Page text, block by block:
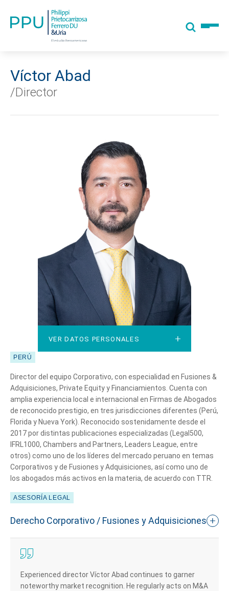
Víctor Abad
/Director
VER DATOS PERSONALES
VER DATOS PERSONALES
PERÚ
Director del equipo Corporativo, con especialidad en Fusiones &
Adquisiciones, Private Equity y Financiamientos. Cuenta con
amplia experiencia local e internacional en Firmas de Abogados
de reconocido prestigio, en tres jurisdicciones diferentes (Perú,
Florida y Nueva York). Reconocido sostenidamente desde el
2017 por distintas publicaciones especializadas (Legal500,
IFRL1000, Chambers and Partners, Leaders League, entre
otros) como uno de los líderes del mercado peruano en temas
Corporativos y de Fusiones y Adquisiciones, así como uno de
los abogados más activos en la materia, de acuerdo con TTR.
ASESORÍA LEGAL
Derecho Corporativo / Fusiones y Adquisiciones
Experienced director Víctor Abad continues to garner
noteworthy market recognition. He regularly acts on M&A